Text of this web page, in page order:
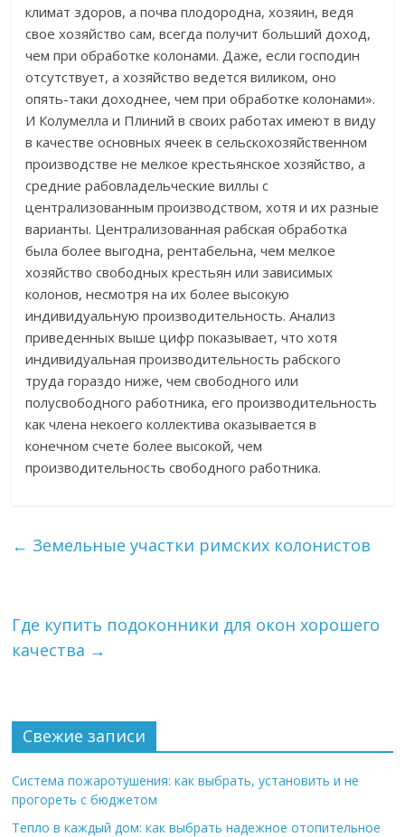
климат здоров, а почва плодородна, хозяин, ведя
свое хозяйство сам, всегда получит больший доход,
чем при обработке колонами. Даже, если господин
отсутствует, а хозяйство ведется виликом, оно
опять-таки доходнее, чем при обработке колонами».
И Колумелла и Плиний в своих работах имеют в виду
в качестве основных ячеек в сельскохозяйственном
производстве не мелкое крестьянское хозяйство, а
средние рабовладельческие виллы с
централизованным производством, хотя и их разные
варианты. Централизованная рабская обработка
была более выгодна, рентабельна, чем мелкое
хозяйство свободных крестьян или зависимых
колонов, несмотря на их более высокую
индивидуальную производительность. Анализ
приведенных выше цифр показывает, что хотя
индивидуальная производительность рабского
труда гораздо ниже, чем свободного или
полусвободного работника, его производительность
как члена некоего коллектива оказывается в
конечном счете более высокой, чем
производительность свободного работника.
← Земельные участки римских колонистов
Где купить подоконники для окон хорошего
качества →
Свежие записи
Система пожаротушения: как выбрать, установить и не
прогореть с бюджетом
Тепло в каждый дом: как выбрать надежное отопительное